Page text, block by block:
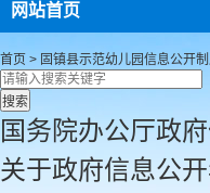
网站首页
首页 > 固镇县示范幼儿园信息公开
国务院办公厅政
关于政府信息公